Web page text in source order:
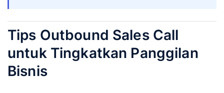
Tips Outbound Sales Call
untuk Tingkatkan Panggilan
Bisnis